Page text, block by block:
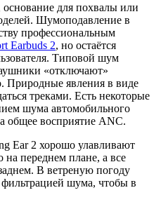
для похвалы или
Шумоподавление в
профессиональным
Earbuds 2, но остаётся
Типовой шум
«отключают»
Природные явления в виде
треками. Есть некоторые
шума автомобильного
общее восприятие ANC.
Ear 2 хорошо улавливают
на переднем плане, а все
В ветреную погоду
фильтрацией шума, чтобы в